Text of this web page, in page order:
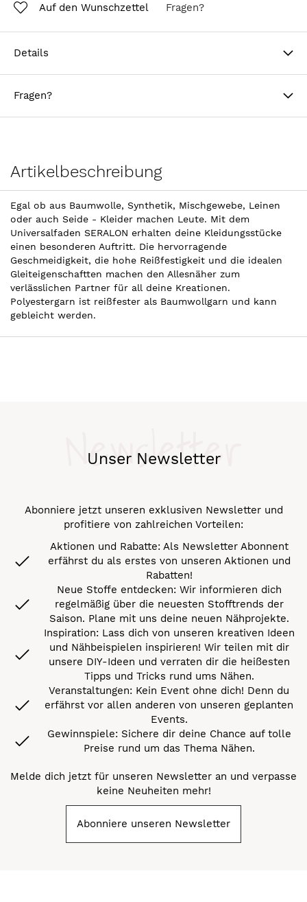
Auf den Wunschzettel Fragen?
Details
Fragen?
Artikelbeschreibung
Egal ob aus Baumwolle, Synthetik, Mischgewebe, Leinen
oder auch Seide - Kleider machen Leute. Mit dem
Universalfaden SERALON erhalten deine Kleidungsstücke
einen besonderen Auftritt. Die hervorragende
Geschmeidigkeit, die hohe Reißfestigkeit und die idealen
Gleiteigenschaftten machen den Allesnäher zum
verlässlichen Partner für all deine Kreationen.
Polyestergarn ist reißfester als Baumwollgarn und kann
gebleicht werden.
Unser Newsletter
Newsletter
Abonniere jetzt unseren exklusiven Newsletter und
profitiere von zahlreichen Vorteilen:
Aktionen und Rabatte: Als Newsletter Abonnent
erfährst du als erstes von unseren Aktionen und
Rabatten!
Neue Stoffe entdecken: Wir informieren dich
regelmäßig über die neuesten Stofftrends der
Saison. Plane mit uns deine neuen Nähprojekte.
Inspiration: Lass dich von unseren kreativen Ideen
und Nähbeispielen inspirieren! Wir teilen mit dir
unsere DIY-Ideen und verraten dir die heißesten
Tipps und Tricks rund ums Nähen.
Veranstaltungen: Kein Event ohne dich! Denn du
erfährst vor allen anderen von unseren geplanten
Events.
Gewinnspiele: Sichere dir deine Chance auf tolle
Preise rund um das Thema Nähen.
Melde dich jetzt für unseren Newsletter an und verpasse
keine Neuheiten mehr!
Abonniere unseren Newsletter